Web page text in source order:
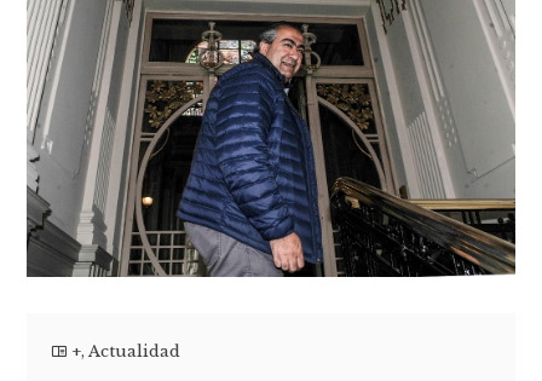
+,Actualidad